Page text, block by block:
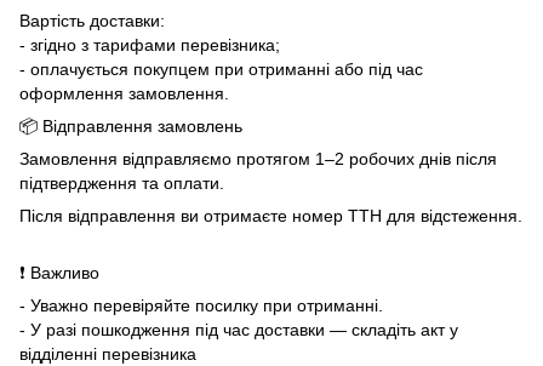
Вартість доставки:
- згідно з тарифами перевізника;
- оплачується покупцем при отриманні або під час
оформлення замовлення.
📦 Відправлення замовлень
Замовлення відправляємо протягом 1–2 робочих днів після
підтвердження та оплати.
Після відправлення ви отримаєте номер ТТН для відстеження.
❗ Важливо
- Уважно перевіряйте посилку при отриманні.
- У разі пошкодження під час доставки — складіть акт у
відділенні перевізника